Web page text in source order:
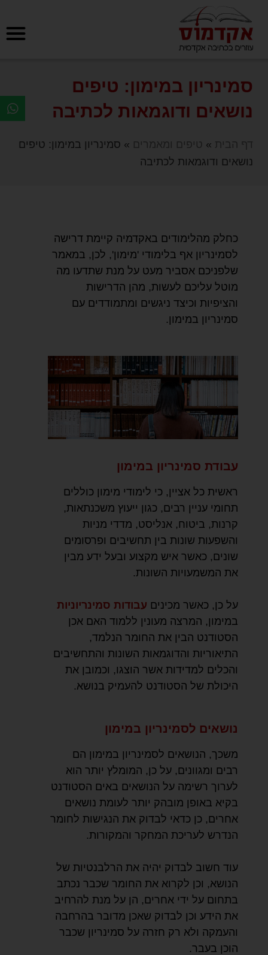
סמינריון במימון: טיפים
נושאים ודוגמאות לכתיבה
דף הבית » טיפים ומאמרים » סמינריון במימון: טיפים
נושאים ודוגמאות לכתיבה
כחלק מהלימודים באקדמיה קיימת דרישה
לסמינריון אף בלימודי 'מימון', לכן, במאמר
שלפניכם אסביר מעט על מנת שתדעו מה
מוטל עליכם לעשות, מהן הדרישות
והציפיות וכיצד ניגשים ומתמודדים עם
סמינריון במימון.
עבודת סמינריון במימון
ראשית כל אציין, כי לימודי מימון כוללים
תחומי עניין רבים, כגון ייעוץ משכנתאות,
קרנות, ביטוח, אנליסט, מדדי מניות
והשפעות שונות בין תחשיבים ופרסומים
שונים, כאשר איש מקצוע ובעל ידע מבין
את המשמעויות השונות.
על כן, כאשר מכינים עבודות סמינריוניות
במימון, המרצה מעונין ללמוד האם אכן
הסטודנט הבין את החומר הנלמד,
התיאוריות והדוגמאות השונות והתחשיבים
והכלים למדידות אשר הוצגו, וכמובן את
היכולת של הסטודנט להעמיק בנושא.
נושאים לסמינריון במימון
משכך, הנושאים לסמינריון במימון הם
רבים ומגוונים, על כן, המומלץ יותר הוא
לערוך רשימה על הנושאים באים הסטודנט
בקיא באופן מובהק יותר לעומת נושאים
אחרים, כן כדאי לבדוק את הנגישות לחומר
הנדרש לעריכת המחקר והמקורות.
עוד חשוב לבדוק יהיה את הרלבנטיות של
הנושא, וכן לקרוא את החומר שכבר נכתב
בתחום על ידי אחרים, הן על מנת להרחיב
את הידע וכן לבדוק שאכן מדובר בהרחבה
והעמקה ולא רק חזרה על סמינריון שכבר
הוכן בעבר.